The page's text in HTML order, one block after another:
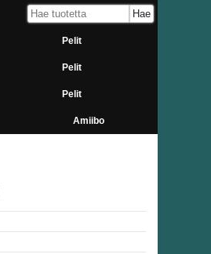
Pelit
Pelit
Pelit
Amiibo